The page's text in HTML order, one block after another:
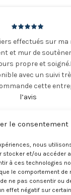
le consentement
nous
stocker et/ou accéder
à ces technologies
le comportement de
ne pas consentir ou
effet négatif sur
effectués sur ma
et mur de
propre et
avec un suivi
cette
l’avis